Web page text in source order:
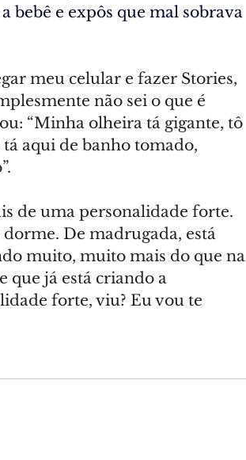
bebê e expôs que mal sobrava
meu celular e fazer Stories,
não sei o que é
“Minha olheira tá gigante, tô
aqui de banho tomado,
de uma personalidade forte.
De madrugada, está
muito, muito mais do que na
que já está criando a
forte, viu? Eu vou te